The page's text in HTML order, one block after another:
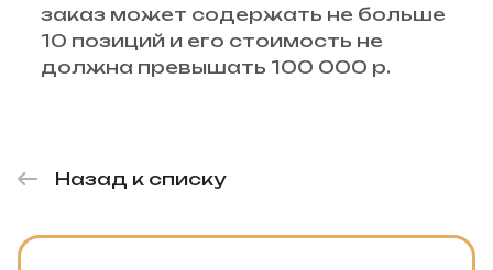
заказ может содержать не больше
10 позиций и его стоимость не
должна превышать 100 000 р.
Назад к списку